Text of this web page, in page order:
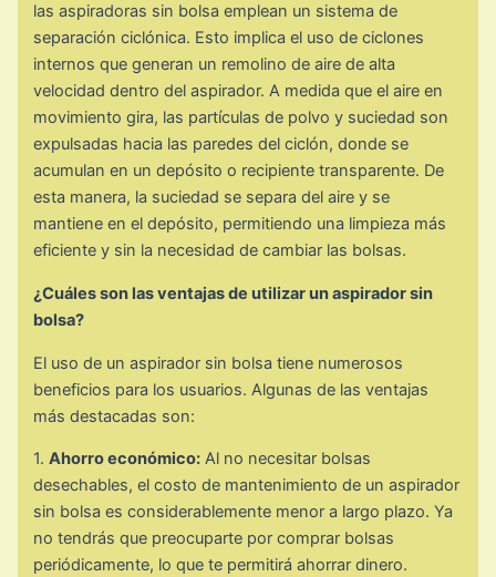
las aspiradoras sin bolsa emplean un sistema de
separación ciclónica. Esto implica el uso de ciclones
internos que generan un remolino de aire de alta
velocidad dentro del aspirador. A medida que el aire en
movimiento gira, las partículas de polvo y suciedad son
expulsadas hacia las paredes del ciclón, donde se
acumulan en un depósito o recipiente transparente. De
esta manera, la suciedad se separa del aire y se
mantiene en el depósito, permitiendo una limpieza más
eficiente y sin la necesidad de cambiar las bolsas.
¿Cuáles son las ventajas de utilizar un aspirador sin
bolsa?
El uso de un aspirador sin bolsa tiene numerosos
beneficios para los usuarios. Algunas de las ventajas
más destacadas son:
1.Ahorro económico: Al no necesitar bolsas
desechables, el costo de mantenimiento de un aspirador
sin bolsa es considerablemente menor a largo plazo. Ya
no tendrás que preocuparte por comprar bolsas
periódicamente, lo que te permitirá ahorrar dinero.